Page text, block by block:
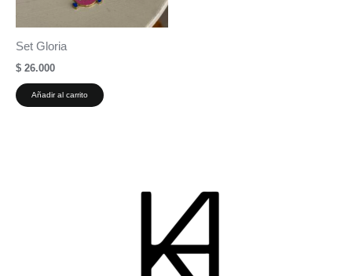
Set Gloria
$ 26.000
Añadir al carrito